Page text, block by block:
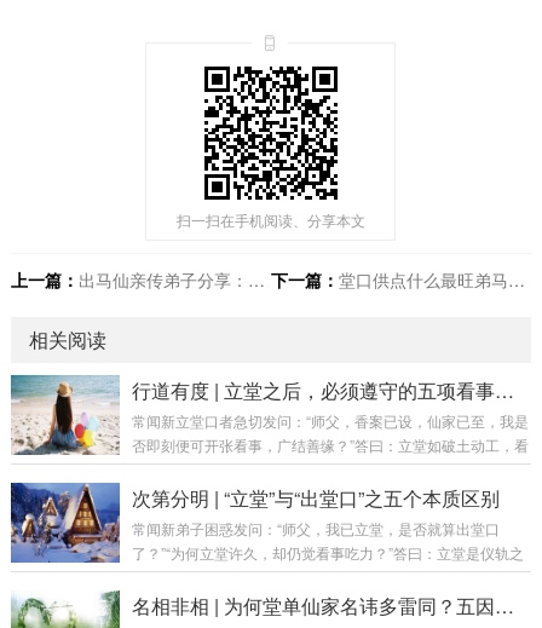
扫一扫在手机阅读、分享本文
上一篇： 出马仙亲传弟子分享：我是怎么从困境中走出来的 下一篇： 堂口供点什么最旺弟马呢？
相关阅读
行道有度 | 立堂之后，必须遵守的五项看事原则
常闻新立堂口者急切发问：“师父，香案已设，仙家已至，我是
否即刻便可开张看事，广结善缘？”答曰：立堂如破土动工，看
事如开门迎客。若地基未稳、砖瓦未干，便急于开张，轻则墙
裂屋漏，重则房倒人伤。行道之事，急不来，亦乱不得。今日
章：原则一——立堂不等于可以看事（需经磨合）核心要义：
仪式完成，仅是“领证”，尚未“上岗”。立堂是将仙家请回“家”，
务：每日香火不断：建立稳定的沟通习惯，...
次第分明 | “立堂”与“出堂口”之五个本质区别
常闻新弟子困惑发问：“师父，我已立堂，是否就算出堂口
了？”“为何立堂许久，却仍觉看事吃力？”答曰：立堂是仪轨之
始，出堂口是功夫之成。 二者如婚礼与过日子，虽有关联，实
为两事。若混为一谈，则易生急功近利之心，反成修行路上之
名相非相 | 为何堂单仙家名讳多雷同？五因详解